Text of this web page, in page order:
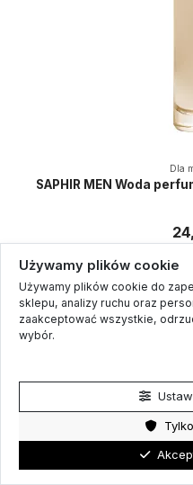
Dla
SAPHIR MEN Woda
Używamy plików cookie
Używamy plików cookie do
sklepu, analizy ruchu oraz
zaakceptować wszystkie,
wybór.